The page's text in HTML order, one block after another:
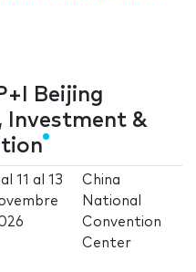
Beijing
Investment &
11 al13
China
National
Convention
Center